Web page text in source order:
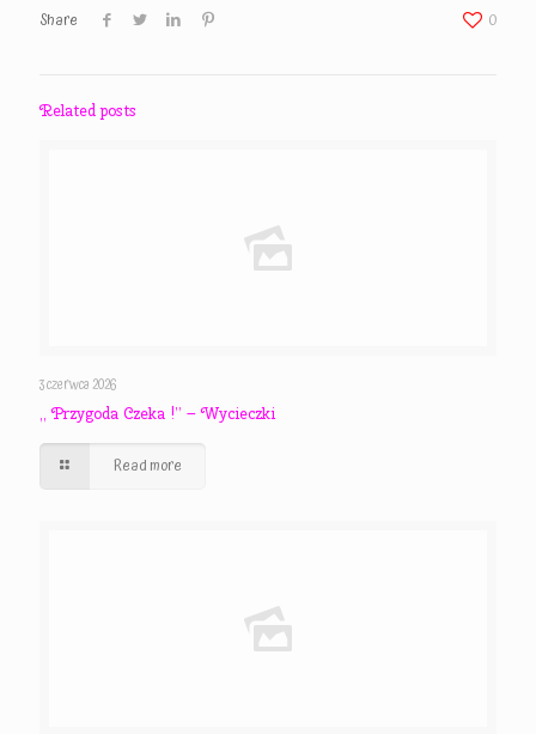
Share 0
Related posts
3 czerwca 2026
,, Przygoda Czeka !” – Wycieczki
Read more